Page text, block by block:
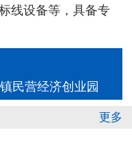
线设备等，具备专
民营经济创业园
更多